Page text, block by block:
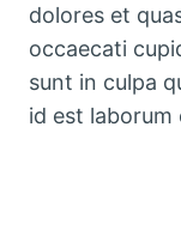
dolores et
occaecati
sunt in culpa
id est